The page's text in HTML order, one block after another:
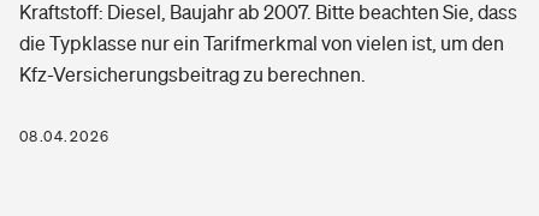
Arbeitsrechtsschutz
Berufshaftpflichtversicherung
Zur Übersicht
Elementarversicherung
Pri­vate Haft­pflicht­
Gesundheit
Private Krankenversicherung
Kraftstoff: Diesel, Baujahr ab 2007. Bitte beachten Sie, dass
die Typklasse nur ein Tarifmerkmal von vielen ist, um den
Kfz-Versicherungsbeitrag zu berechnen.
08.04.2026